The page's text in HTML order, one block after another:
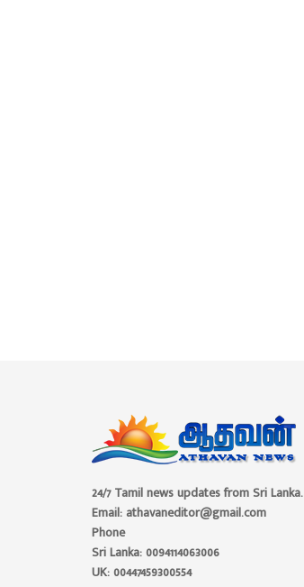
24/7 Tamil news updates from Sri Lanka.
Email: athavaneditor@gmail.com
Phone
Sri Lanka: 0094114063006
UK: 00447459300554